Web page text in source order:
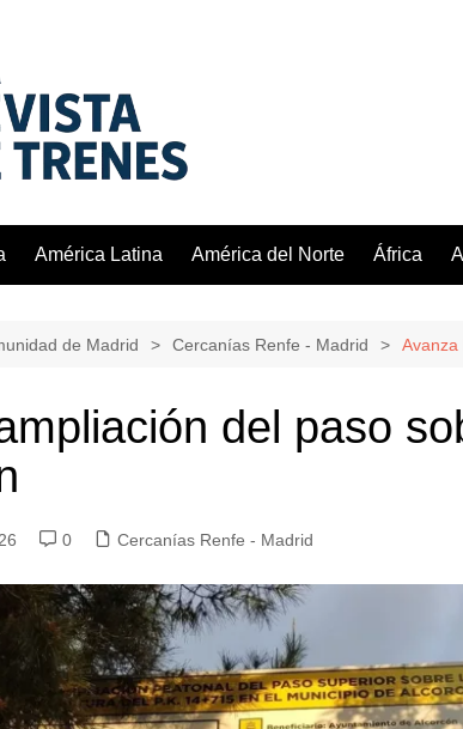
América Latina América del Norte África
de Madrid Cercanías Renfe - Madrid Avanza
del paso
0 Cercanías Renfe - Madrid